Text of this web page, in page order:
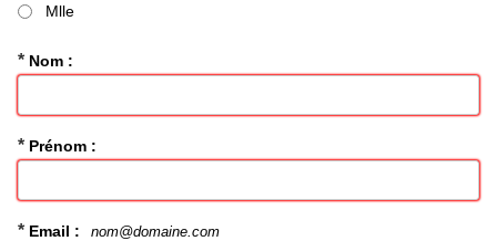
Mlle
* Nom :
* Prénom :
* Email : nom@domaine.com